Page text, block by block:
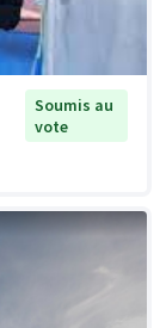
Soumis au
vote